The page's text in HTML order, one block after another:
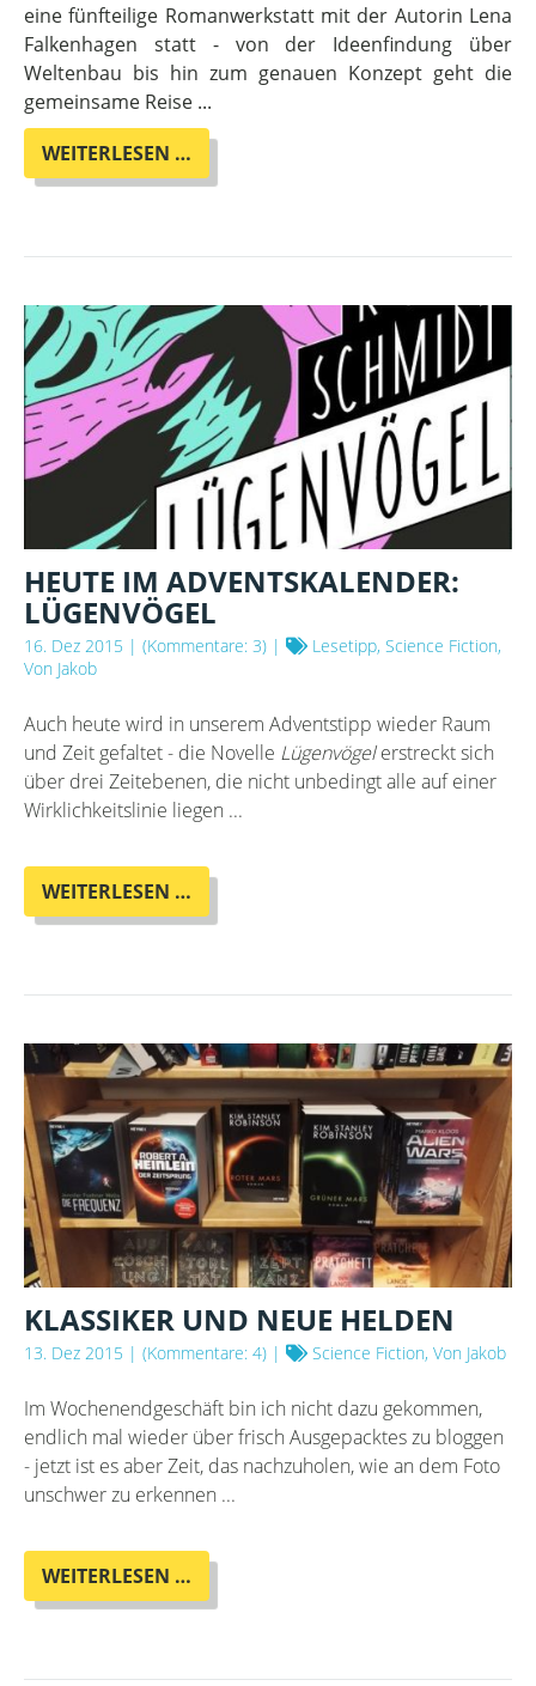
eine fünfteilige Romanwerkstatt mit der Autorin Lena
Falkenhagen statt - von der Ideenfindung über
Weltenbau bis hin zum genauen Konzept geht die
gemeinsame Reise ...
WEITERLESEN …
MIT
HEUTE IM ADVENTSKALENDER:
LÜGENVÖGEL
16. Dez 2015 | (Kommentare: 3) |
Lesetipp, Science Fiction,
Von Jakob
Auch heute wird in unserem Adventstipp wieder Raum
und Zeit gefaltet - die Novelle Lügenvögelerstreckt sich
über drei Zeitebenen, die nicht unbedingt alle auf einer
Wirklichkeitslinie liegen ...
WEITERLESEN …
IM
KLASSIKER UND NEUE HELDEN
13. Dez 2015 | (Kommentare: 4) | Science Fiction, Von Jakob
Im Wochenendgeschäft bin ich nicht dazu gekommen,
endlich mal wieder über frisch Ausgepacktes zu bloggen
- jetzt ist es aber Zeit, das nachzuholen, wie an dem Foto
unschwer zu erkennen ...
WEITERLESEN …
UND